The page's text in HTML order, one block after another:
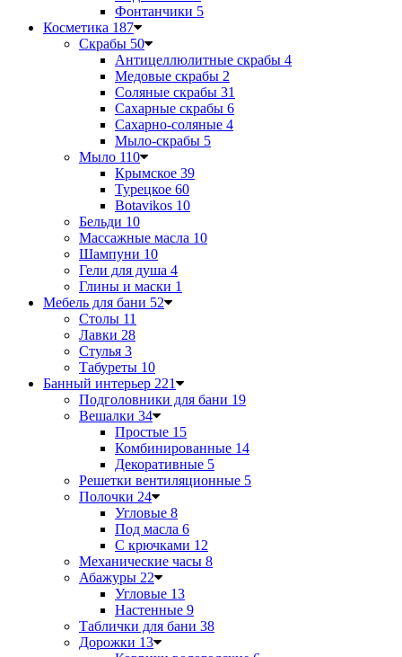
Фонтанчики 5
Косметика 187
Скрабы 50
Антицеллюлитные скрабы 4
Медовые скрабы 2
Соляные скрабы 31
Сахарные скрабы 6
Сахарно-соляные 4
Мыло-скрабы 5
Мыло 110
Крымское 39
Турецкое 60
Botavikos 10
Бельди 10
Массажные масла 10
Шампуни 10
Гели для душа 4
Глины и маски 1
Мебель для бани 52
Столы 11
Лавки 28
Стулья 3
Табуреты 10
Банный интерьер 221
Подголовники для бани 19
Вешалки 34
Простые 15
Комбинированные 14
Декоративные 5
Решетки вентиляционные 5
Полочки 24
Угловые 8
Под масла 6
С крючками 12
Механические часы 8
Абажуры 22
Угловые 13
Настенные 9
Таблички для бани 38
Дорожки 13